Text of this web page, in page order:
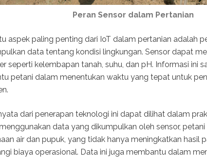
Peran Sensor dalam Pertanian
aspek paling penting dari IoT dalam pertanian adalah
data tentang kondisi lingkungan. Sensor dapat
seperti kelembapan tanah, suhu, dan pH. Informasi ini
petani dalam menentukan waktu yang tepat untuk
dari penerapan teknologi ini dapat dilihat dalam
data yang dikumpulkan oleh sensor,
air dan pupuk, yang tidak hanya meningkatkan hasil
biaya operasional. Data ini juga membantu dalam